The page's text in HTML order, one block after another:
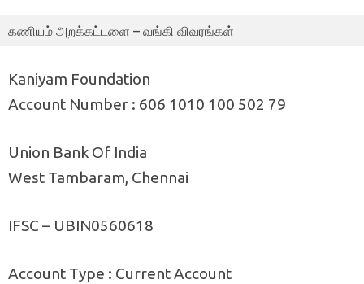
கணியம் அறக்கட்டளை – வங்கி விவரங்கள்
Kaniyam Foundation
Account Number : 606 1010 100 502 79
Union Bank Of India
West Tambaram, Chennai
IFSC – UBIN0560618
Account Type : Current Account